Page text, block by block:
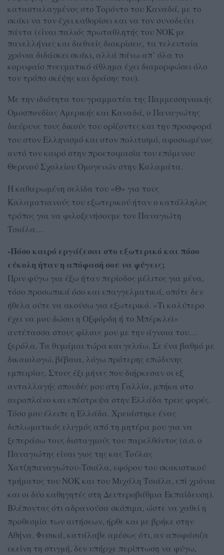
κατασταλαγμένος στο Τορόντο του Καναδά, με το
σκάκι να τον έχει καθορίσει και να τον συνοδεύει
πάντα (είναι παλιός πρωταθλητής του ΝΟΚ με
πανελλήνιες και διεθνείς διακρίσεις, τα τελευταία
χρόνια διδάσκει σκάκι, αλλά πάνω απ’ όλα το
κορυφαίο πνευματικό άθλημα έχει διαμορφώσει όλο
τον τρόπο σκέψης και δράσης του).
Με την ιδιότητα του γραμματέα της Παμμεσσηνιακής
Ομοσπονδίας Αμερικής και Καναδά, ο Παναγιώτης
διεύρυνε τους δικούς του ορίζοντες και την προσφορά
του στον Ελληνισμό και στον πολιτισμό, αφοσιωμένος
αυτό τον καιρό στην προετοιμασία του επόμενου
Θερινού Σχολείου Ομογενών στην Καλαμάτα.
Η καθιερωμένη σελίδα του «Θ» για τους
Καλαματιανούς του εξωτερικού ήταν ο κατάλληλος
τρόπος για να φιλοξενήσουμε τον Παναγιώτη
Τσιάλα…
-Πόσο καιρό εργάζεσαι στο εξωτερικό και πόσο
εύκολη ήταν η απόφασή σου να φύγεις;
Πριν φύγω για έξω ήταν περίοδος μέλιτος για μένα,
τόσο προσωπικά όσο και επαγγελματικά, οπότε δεν
ήθελα ούτε να ακούσω για εξωτερικό. «Τι καλύτερο
έχει να μου δώσει η Οξφόρδη ή το Μπέρκλεϊ»
αντέτασσα στους φίλους μου με την άγνοια του…
ξερόλα. Τα θυμάμαι τώρα και γελάω. Σε ένα βαθμό με
δικαιολογώ, βέβαια, λόγω πρότερης επώδυνης
εμπειρίας. Στους έξι μήνες που διήρκεσαν οι εξ
ανταλλαγής σπουδές μου στη Γαλλία, μπήκα στο
αεροπλάνο και επέστρεψα στην Ελλάδα τρεις φορές.
Τόσο μου έλειπε η Ελλάδα. Χρειάστηκε ένας
διπλωματικός ελιγμός από τη μητέρα μου για να
ξεπεράσω τους δισταγμούς του παρελθόντος (σ.σ. ο
Παναγιώτης είναι γιος της κας Τούλας
Χατζηπαναγιώτου-Τσιάλα, εφόρου του σκακιστικού
τμήματος του ΝΟΚ και του Μιχάλη Τσιάλα, επί χρόνια
και οι δύο καθηγητές στη Δευτεροβάθμια Εκπαίδευση).
Βλέποντας ότι αδρανούσα σκόπιμα, ώστε να χαθεί η
προθεσμία των αιτήσεων, ήρθε και με βρήκε στην
Αθήνα. Φυσικά, κατάλαβε αμέσως ότι, αν αποφάσιζα
εκείνη τη στιγμή, δεν υπήρχε περίπτωση να φύγω,